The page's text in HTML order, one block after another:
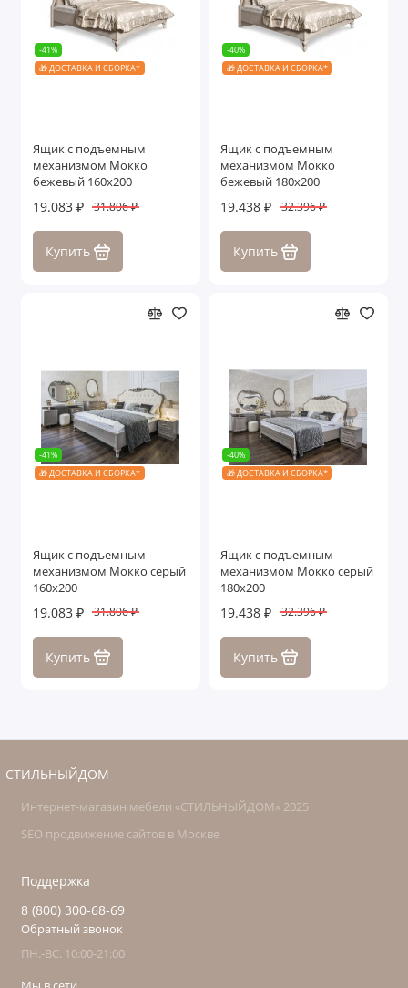
-41%
🎁 ДОСТАВКА И СБОРКА*
Ящик с подъемным
механизмом Мокко
бежевый 160х200
19.083 ₽ 31.806 ₽
Купить
-40%
🎁 ДОСТАВКА И СБОРКА*
Ящик с подъемным
механизмом Мокко
бежевый 180х200
19.438 ₽ 32.396 ₽
Купить
-41%
🎁 ДОСТАВКА И СБОРКА*
Ящик с подъемным
механизмом Мокко серый
160х200
19.083 ₽ 31.806 ₽
Купить
-40%
🎁 ДОСТАВКА И СБОРКА*
Ящик с подъемным
механизмом Мокко серый
180х200
19.438 ₽ 32.396 ₽
Купить
СТИЛЬНЫЙДОМ
Интернет-магазин мебели «СТИЛЬНЫЙДОМ» 2025
SEO продвижение сайтов в Москве
Поддержка
8 (800) 300-68-69
Обратный звонок
ПН.-ВС. 10:00-21:00